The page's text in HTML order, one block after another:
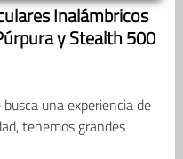
Inalámbricos
y Stealth 500
una experiencia de
tenemos grandes